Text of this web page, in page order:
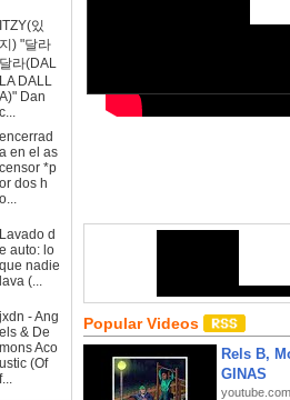
ITZY(있
지) "달라
달라(DAL
LA DALL
A)" Dan
c...
encerrad
a en el as
censor *p
or dos h
o...
Lavado d
e auto: lo
que nadie
lava (...
jxdn - Ang
els & De
mons Aco
ustic (Of
f...
Popular Videos
Rels B,
GINAS
youtube.com